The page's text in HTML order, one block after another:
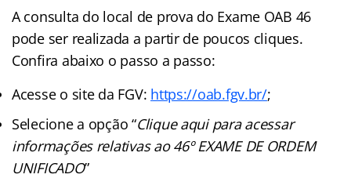
A consulta do local de prova do Exame OAB 46
pode ser realizada a partir de poucos cliques.
Confira abaixo o passo a passo:
Acesse o site da FGV: https://oab.fgv.br/;
Selecione a opção “Clique aqui para acessar
informações relativas ao 46º EXAME DE ORDEM
UNIFICADO”